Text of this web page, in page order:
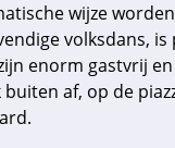
wijze
volksdans,
enorm gastvrij
af, op de